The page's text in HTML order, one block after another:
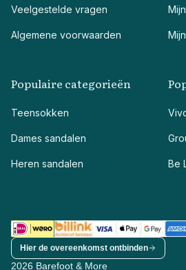
Veelgestelde vragen
Algemene voorwaarden
Populaire categorieën
Teensokken
Dames sandalen
Heren sandalen Be
2026 Barefoot & More
Hier de overeenkomst ontbinden